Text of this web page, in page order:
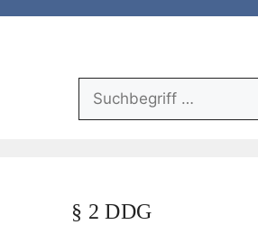
Suchfunktion:
§ 2 DDG